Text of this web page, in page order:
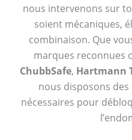
nous intervenons sur
soient mécaniques,
combinaison. Que
marques reconnues
ChubbSafe, Hartmann
nous disposons des
nécessaires pour